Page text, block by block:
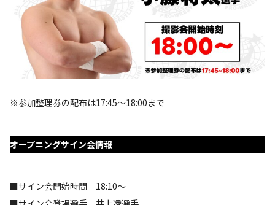
※参加整理券の配布は17:45～18:00まで
オープニングサイン会情報
■サイン会開始時間 18:10～